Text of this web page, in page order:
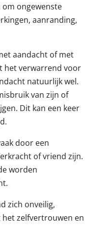
om ongewenste
aanranding,
aandacht of met
het verwarrend voor
natuurlijk wel.
van zijn of
Dit kan een keer
door een
of vriend zijn.
worden
zich onveilig,
zelfvertrouwen en